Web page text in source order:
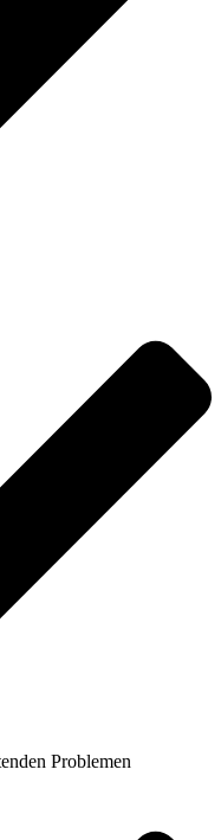
Problemen